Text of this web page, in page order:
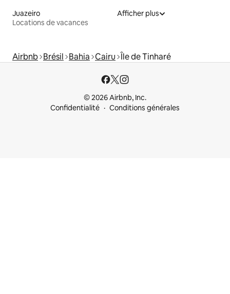
Juazeiro
Locations de vacances
Afficher plus
Airbnb Brésil Bahia Cairu Île de Tinharé
© 2026 Airbnb, Inc.
Confidentialité
Conditions générales